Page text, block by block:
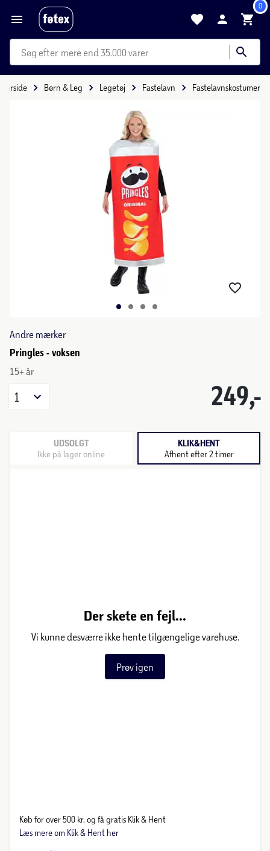
0
mere end 35.000 varer
Forside Børn & Leg Legetøj Fastelavn Fastelavnskostumer
Andre mærker
Pringles - voksen
15+ år
249,-
1
UDSOLGT
Ikke på lager online
KLIK&HENT
Afhent efter 2 timer
Der skete en fejl...
Vi kunne desværre ikke hente tilgængelige varehuse.
Prøv igen
Køb for over 500 kr. og få gratis Klik & Hent
Læs mere om Klik & Hent her